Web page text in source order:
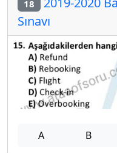
18
Sınavı
A B